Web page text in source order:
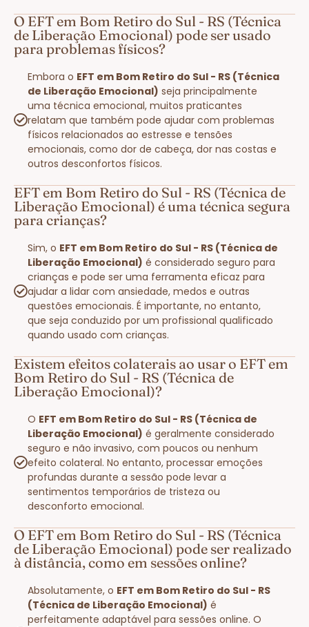
O EFT em Bom Retiro do Sul - RS (Técnica
de Liberação Emocional) pode ser usado
para problemas físicos?
Embora o EFT em Bom Retiro do Sul - RS (Técnica
de Liberação Emocional) seja principalmente
uma técnica emocional, muitos praticantes
relatam que também pode ajudar com problemas
físicos relacionados ao estresse e tensões
emocionais, como dor de cabeça, dor nas costas e
outros desconfortos físicos.
EFT em Bom Retiro do Sul - RS (Técnica de
Liberação Emocional) é uma técnica segura
para crianças?
Sim, o EFT em Bom Retiro do Sul - RS (Técnica de
Liberação Emocional) é considerado seguro para
crianças e pode ser uma ferramenta eficaz para
ajudar a lidar com ansiedade, medos e outras
questões emocionais. É importante, no entanto,
que seja conduzido por um profissional qualificado
quando usado com crianças.
Existem efeitos colaterais ao usar o EFT em
Bom Retiro do Sul - RS (Técnica de
Liberação Emocional)?
O EFT em Bom Retiro do Sul - RS (Técnica de
Liberação Emocional) é geralmente considerado
seguro e não invasivo, com poucos ou nenhum
efeito colateral. No entanto, processar emoções
profundas durante a sessão pode levar a
sentimentos temporários de tristeza ou
desconforto emocional.
O EFT em Bom Retiro do Sul - RS (Técnica
de Liberação Emocional) pode ser realizado
à distância, como em sessões online?
Absolutamente, o EFT em Bom Retiro do Sul - RS
(Técnica de Liberação Emocional) é
perfeitamente adaptável para sessões online. O